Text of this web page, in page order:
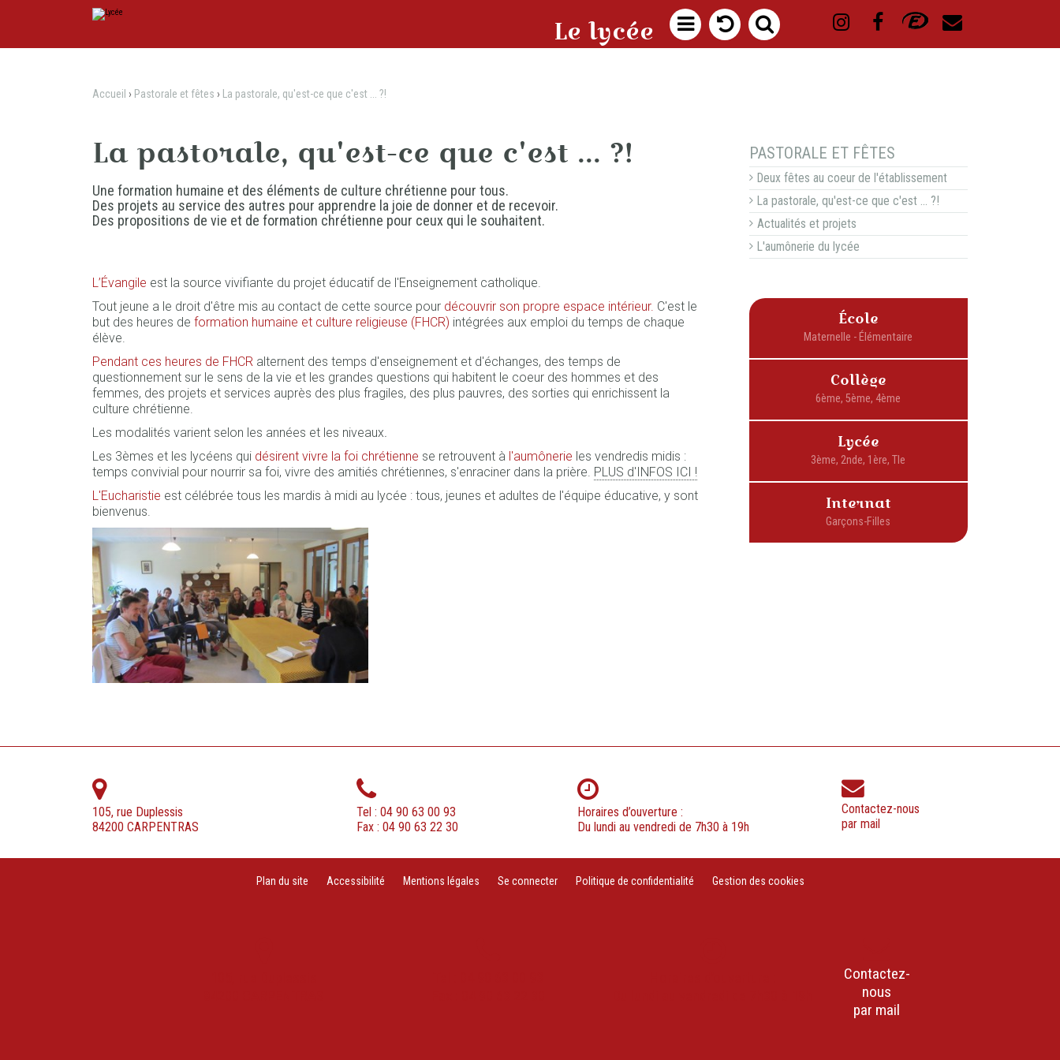
au
contenu.
à
personnels
Le lycée 
Accueil › Pastorale et fêtes › La pastorale, qu'est-ce que c'est ... ?!
La pastorale, qu'est-ce que c'est ... ?!
Une formation humaine et des éléments de culture chrétienne pour tous.
Des projets au service des autres pour apprendre la joie de donner et de recevoir.
Des propositions de vie et de formation chrétienne pour ceux qui le souhaitent.
L’Évangile est la source vivifiante du projet éducatif de l'Enseignement catholique.
Tout jeune a le droit d'être mis au contact de cette source pour découvrir son propre espace intérieur. C'est le
but des heures de formation humaine et culture religieuse (FHCR) intégrées aux emploi du temps de chaque
élève.
Pendant ces heures de FHCR alternent des temps d'enseignement et d'échanges, des temps de
questionnement sur le sens de la vie et les grandes questions qui habitent le coeur des hommes et des
femmes, des projets et services auprès des plus fragiles, des plus pauvres, des sorties qui enrichissent la
culture chrétienne.
Les modalités varient selon les années et les niveaux.
Les 3èmes et les lycéens qui désirent vivre la foi chrétienne se retrouvent à l'aumônerie les vendredis midis :
temps convivial pour nourrir sa foi, vivre des amitiés chrétiennes, s'enraciner dans la prière. PLUS d'INFOS ICI !
L'Eucharistie est célébrée tous les mardis à midi au lycée : tous, jeunes et adultes de l'équipe éducative, y sont
bienvenus.
NAVIGATION
PASTORALE ET FÊTES
Deux fêtes au coeur de l'établissement
La pastorale, qu'est-ce que c'est ... ?!
Actualités et projets
L'aumônerie du lycée
École
Collège
Lycée
Internat
105, rue Duplessis
84200 CARPENTRAS
Tel : 04 90 63 00 93
Fax : 04 90 63 22 30
Horaires d’ouverture :
Du lundi au vendredi de 7h30 à 19h
Contactez-nous
par mail
Plan du site Accessibilité Mentions légales Se connecter Politique de confidentialité Gestion des cookies
Contactez-
nous
par mail